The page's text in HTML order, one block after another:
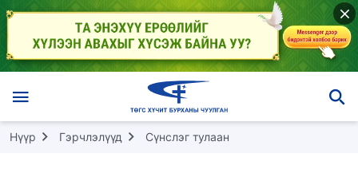
Нүүр Гэрчлэлүүд Сүнслэг тулаан